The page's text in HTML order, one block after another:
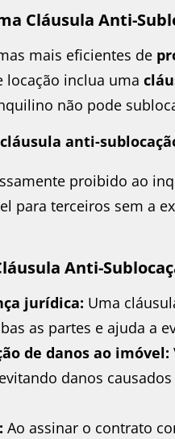
Cláusula Anti-
mais eficientes de
locação inclua uma
não pode
anti-
proibido ao
para terceiros sem a
Anti-
jurídica: Uma
as partes e ajuda a
de danos ao imóvel:
danos
Ao assinar o contrato